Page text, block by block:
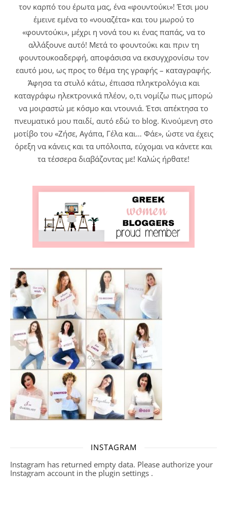
τον καρπό του έρωτα μας, ένα «φουντούκι»! Έτσι μου
έμεινε εμένα το «νουαζέτα» και του μωρού το
«φουντούκι», μέχρι η νονά του κι ένας παπάς, να το
αλλάξουνε αυτό! Μετά το φουντούκι και πριν τη
φουντουκοαδερφή, αποφάσισα να εκσυγχρονίσω τον
εαυτό μου, ως προς το θέμα της γραφής – καταγραφής.
Άφησα τα στυλό κάτω, έπιασα πληκτρολόγια και
καταγράφω ηλεκτρονικά πλέον, ο,τι νομίζω πως μπορώ
να μοιραστώ με κόσμο και ντουνιά. Έτσι απέκτησα το
πνευματικό μου παιδί, αυτό εδώ το blog. Κινούμενη στο
μοτίβο του «Ζήσε, Αγάπα, Γέλα και… Φάε», ώστε να έχεις
όρεξη να κάνεις και τα υπόλοιπα, εύχομαι να κάνετε και
τα τέσσερα διαβάζοντας με! Καλώς ήρθατε!
INSTAGRAM
Instagram has returned empty data. Please authorize your
Instagram account in the plugin settings .